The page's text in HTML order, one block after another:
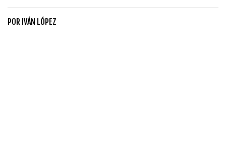
POR IVÁN LÓPEZ